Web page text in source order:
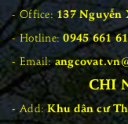
Office:137 Nguyễn
Hotline:0945 661
Email:
CHI
Add:Khu dân cư